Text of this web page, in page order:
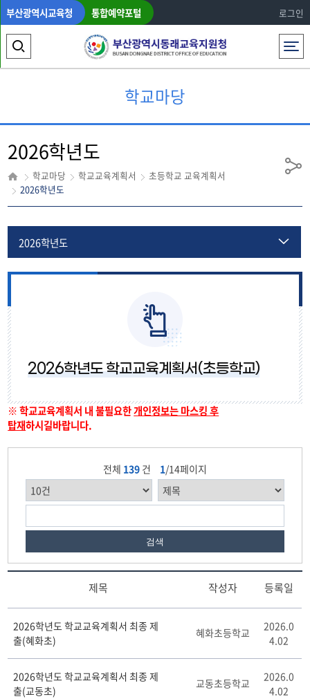
부산광역시교육청 통합예약포털 로그인
전체메뉴
색
역
열
기
학교마당
2026학년도
학교마당 학교교육계획서
초등학교 교육계획서
2026학년도
공
2026학년도
2025학년도
2026학년도 학교교육계획서(초등학교)
※ 학교교육계획서 내 불필요한개인정보는 마스킹 후
탑재하시길바랍니다.
전체 139 건 1/14페이지
검색
6
학
년
제목 작성자 등록일
2026학년도 학교교육계획서 최종 제
출(혜화초)
혜화초등학교
2026.0
4.02
2026학년도 학교교육계획서 최종 제
출(교동초)
교동초등학교
2026.0
4.02